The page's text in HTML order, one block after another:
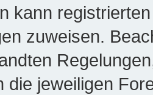
kann
zuweisen.
die jeweiligen